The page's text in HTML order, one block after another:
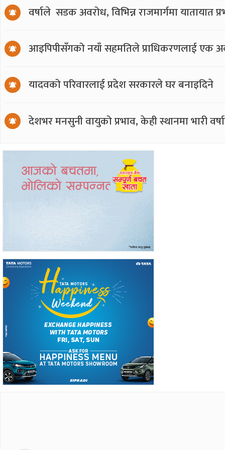
वर्षाले सडक अवरोध, विभिन्न राजमार्गमा यातायात
आइपिपीसँगको नयाँ सहमतिले प्राधिकरणलाई एक
यादवको परिवारलाई प्रदेश सरकारले घर बनाइदिने
देशभर मनसुनी वायुको प्रभाव, केही स्थानमा भारी